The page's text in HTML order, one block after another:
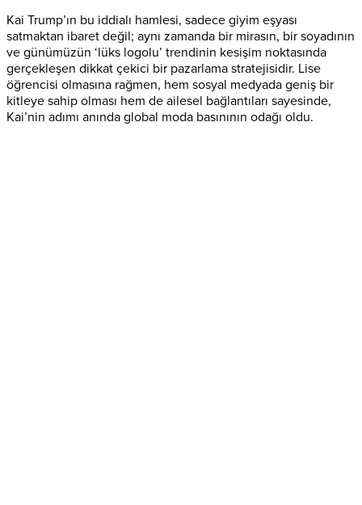
Kai Trump’ın bu iddialı hamlesi, sadece giyim eşyası
satmaktan ibaret değil; aynı zamanda bir mirasın, bir soyadının
ve günümüzün ‘lüks logolu’ trendinin kesişim noktasında
gerçekleşen dikkat çekici bir pazarlama stratejisidir. Lise
öğrencisi olmasına rağmen, hem sosyal medyada geniş bir
kitleye sahip olması hem de ailesel bağlantıları sayesinde,
Kai’nin adımı anında global moda basınının odağı oldu.